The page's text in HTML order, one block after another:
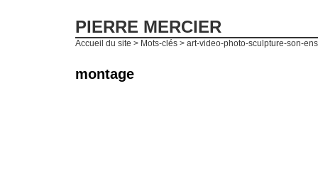
PIERRE MERCIER
Accueil du site > Mots-clés > art-video-photo-sculpture-son-
montage